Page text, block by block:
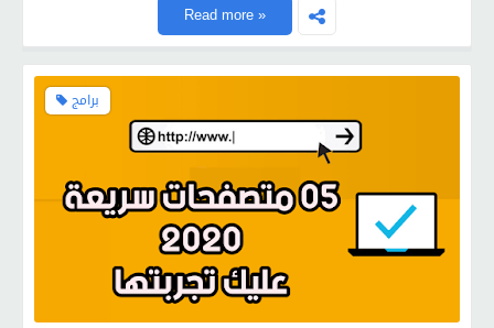
Read more »
برامج